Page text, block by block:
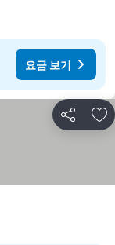
요금 보기
공유 즐